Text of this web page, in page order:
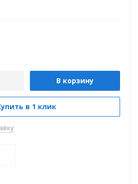
В корзину
в 1 клик